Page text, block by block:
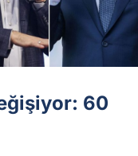
60